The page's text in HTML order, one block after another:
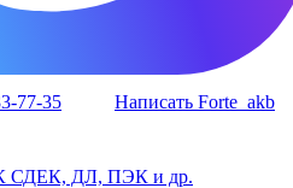
77-35 Написать Forte_akb
СДЕК, ДЛ, ПЭК и др.